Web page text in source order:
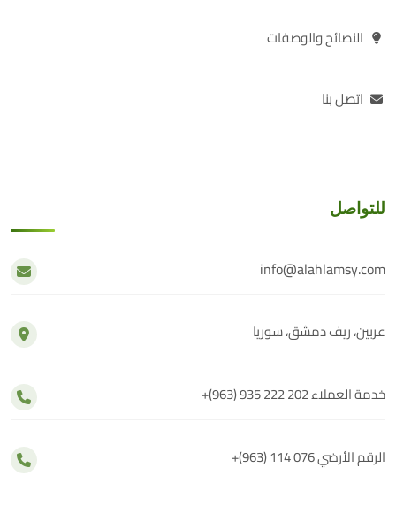
النصائح والوصفات
اتصل بنا
للتواصل
info@alahlamsy.com
عربين، ريف دمشق، سوريا
+(963) 935 222 202خدمة العملاء
+(963) 114 076الرقم الأرضي